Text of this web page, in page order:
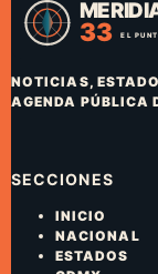
NOTICIAS,
AGENDA PÚBLICA
SECCIONES
INICIO
NACIONAL
ESTADOS